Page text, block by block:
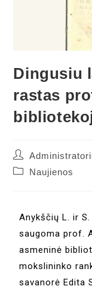
Dingusiu
rastas
Naujienos
Anykščių L. ir
saugoma prof.
asmeninė
mokslininko
savanorė Edita